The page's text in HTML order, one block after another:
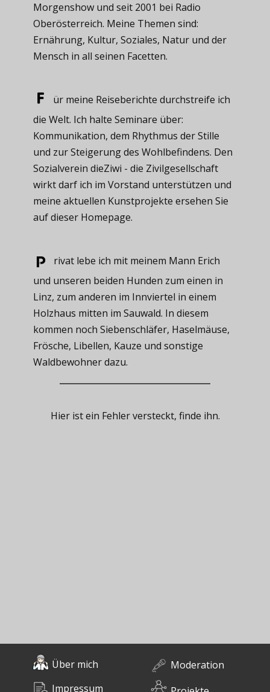
Morgenshow und seit 2001 bei Radio
Oberösterreich. Meine Themen sind:
Ernährung, Kultur, Soziales, Natur und der
Mensch in all seinen Facetten.
ür meine ​Reiseberichte durchstreife ich
die Welt. Ich halte Seminare über:
Kommunikation, dem Rhythmus der Stille
und zur Steigerung des Wohlbefindens. Den
Sozialverein dieZiwi - die Zivilgesellschaft
wirkt darf ich im Vorstand unterstützen und
meine aktuellen Kunstprojekte ersehen Sie
auf dieser Homepage.
rivat ​lebe ich mit meinem Mann Erich
und unseren beiden Hunden zum einen in
Linz, zum anderen im Innviertel in einem
Holzhaus mitten im Sauwald. In diesem
kommen noch Siebenschläfer, Haselmäuse,
Frösche, Libellen, Kauze und sonstige
Waldbewohner dazu.
Hier ist ein Fehler versteckt, finde ihn.
Moderation
Über mich
Impressum